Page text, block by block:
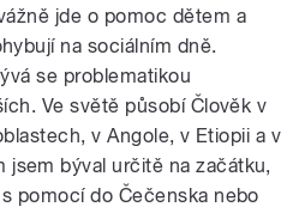
jde o pomoc dětem a
na sociálním dně.
se problematikou
Ve světě působí Člověk v
v Angole, v Etiopii a v
jsem býval určitě na začátku,
pomocí do Čečenska nebo